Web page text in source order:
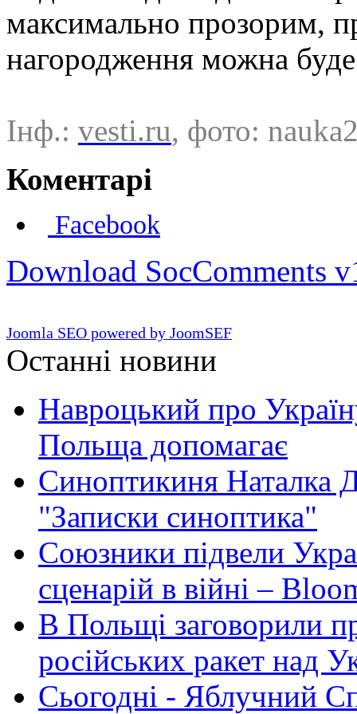
максимально прозорим,
нагородження можна буде
Інф.: vesti.ru, фото:
Коментарі
Facebook
Download SocComments
Joomla SEO powered by JoomSEF
Останні новини
Навроцький про
Польща допомагає
Синоптикиня Наталка
"Записки синоптика"
Союзники підвели
сценарій в війні –
В Польщі заговорили
російських ракет над
Сьогодні - Яблучний